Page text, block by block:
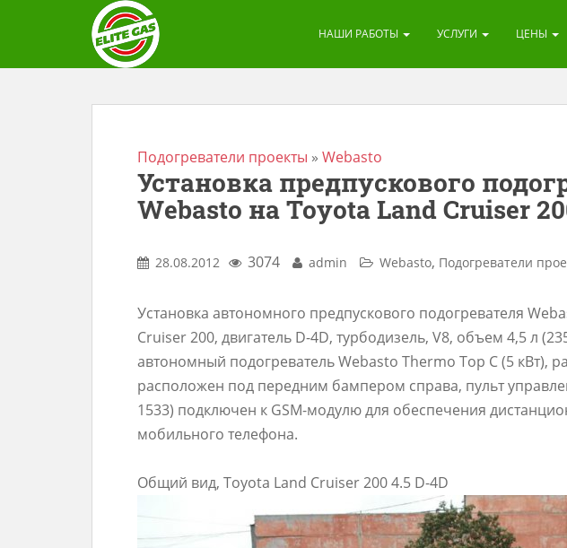
НАШИ РАБОТЫ УСЛУГИ ЦЕНЫ
Подогреватели проекты » Webasto
Установка предпускового
Webasto на Toyota Land Cruiser
28.08.2012 3074 admin Webasto, Подогреватели
Установка автономного предпускового подогревателя
Cruiser 200, двигатель D-4D, турбодизель, V8, объем 4,5 л
автономный подогреватель Webasto Thermo Top C (5 кВт),
расположен под передним бампером справа, пульт
1533) подключен к GSM-модулю для обеспечения
мобильного телефона.
Общий вид, Toyota Land Cruiser 200 4.5 D-4D